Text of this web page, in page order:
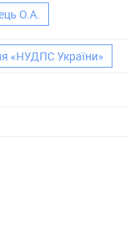
О.А.
«НУДПС України»